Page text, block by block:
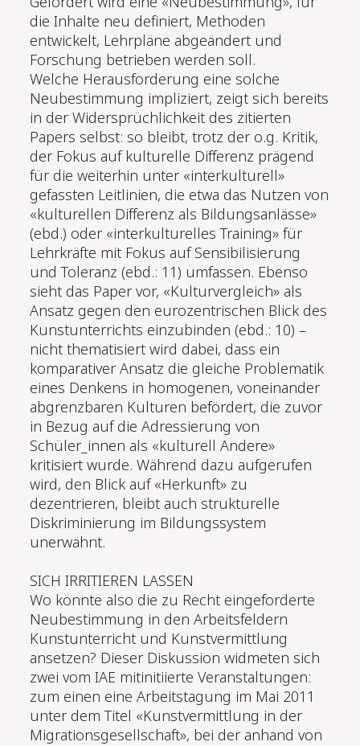
die Inhalte neu definiert, Methoden
entwickelt, Lehrpläne abgeändert und
Forschung betrieben werden soll.
Welche Herausforderung eine solche
Neubestimmung impliziert, zeigt sich bereits
in der Widersprüchlichkeit des zitierten
Papers selbst: so bleibt, trotz der o.g. Kritik,
der Fokus auf kulturelle Differenz prägend
für die weiterhin unter «interkulturell»
gefassten Leitlinien, die etwa das Nutzen von
«kulturellen Differenz als Bildungsanlässe»
(ebd.) oder «interkulturelles Training» für
Lehrkräfte mit Fokus auf Sensibilisierung
und Toleranz (ebd.: 11) umfassen. Ebenso
sieht das Paper vor, «Kulturvergleich» als
Ansatz gegen den eurozentrischen Blick des
Kunstunterrichts einzubinden (ebd.: 10) –
nicht thematisiert wird dabei, dass ein
komparativer Ansatz die gleiche Problematik
eines Denkens in homogenen, voneinander
abgrenzbaren Kulturen befördert, die zuvor
in Bezug auf die Adressierung von
Schüler_innen als «kulturell Andere»
kritisiert wurde. Während dazu aufgerufen
wird, den Blick auf «Herkunft» zu
dezentrieren, bleibt auch strukturelle
Diskriminierung im Bildungssystem
unerwähnt.
SICH IRRITIEREN LASSEN
Wo könnte also die zu Recht eingeforderte
Neubestimmung in den Arbeitsfeldern
Kunstunterricht und Kunstvermittlung
ansetzen? Dieser Diskussion widmeten sich
zwei vom IAE mitinitiierte Veranstaltungen:
zum einen eine Arbeitstagung im Mai 2011
unter dem Titel «Kunstvermittlung in der
Migrationsgesellschaft», bei der anhand von